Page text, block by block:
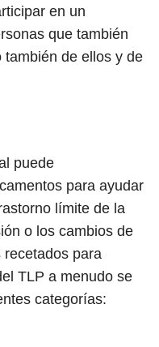
en un
que también
también de ellos y de
puede
para ayudar
límite de la
o los cambios de
recetados para
TLP a menudo se
categorías: